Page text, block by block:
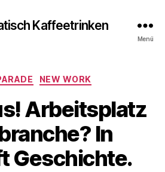
Kaffeetrinken
Menü
Kategorien
NEW WORK
Arbeitsplatz
In
Geschichte.